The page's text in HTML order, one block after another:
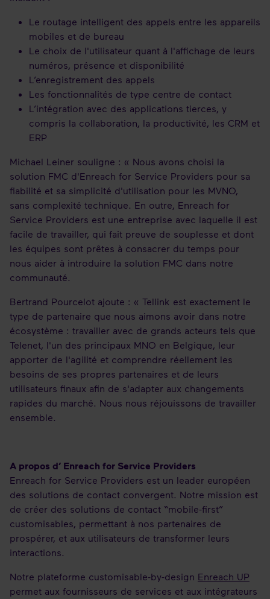
Le routage intelligent des appels entre les appareils
mobiles et de bureau
Le choix de l'utilisateur quant à l'affichage de leurs
numéros, présence et disponibilité
L’enregistrement des appels
Les fonctionnalités de type centre de contact
L’intégration avec des applications tierces, y
compris la collaboration, la productivité, les CRM et
ERP
Michael Leiner souligne : « Nous avons choisi la
solution FMC d'Enreach for Service Providers pour sa
fiabilité et sa simplicité d'utilisation pour les MVNO,
sans complexité technique. En outre, Enreach for
Service Providers est une entreprise avec laquelle il est
facile de travailler, qui fait preuve de souplesse et dont
les équipes sont prêtes à consacrer du temps pour
nous aider à introduire la solution FMC dans notre
communauté.
Bertrand Pourcelot ajoute : « Tellink est exactement le
type de partenaire que nous aimons avoir dans notre
écosystème : travailler avec de grands acteurs tels que
Telenet, l'un des principaux MNO en Belgique, leur
apporter de l'agilité et comprendre réellement les
besoins de ses propres partenaires et de leurs
utilisateurs finaux afin de s'adapter aux changements
rapides du marché. Nous nous réjouissons de travailler
ensemble.
A propos d’ Enreach for Service Providers
Enreach for Service Providers est un leader européen
des solutions de contact convergent. Notre mission est
de créer des solutions de contact “mobile-first”
customisables, permettant à nos partenaires de
prospérer, et aux utilisateurs de transformer leurs
interactions.
Notre plateforme customisable-by-design Enreach UP
permet aux fournisseurs de services et aux intégrateurs